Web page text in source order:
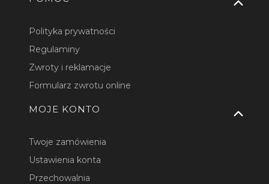
Polityka prywatności
Regulaminy
Zwroty i reklamacje
Formularz zwrotu online
MOJE KONTO
Twoje zamówienia
Ustawienia konta
Przechowalnia